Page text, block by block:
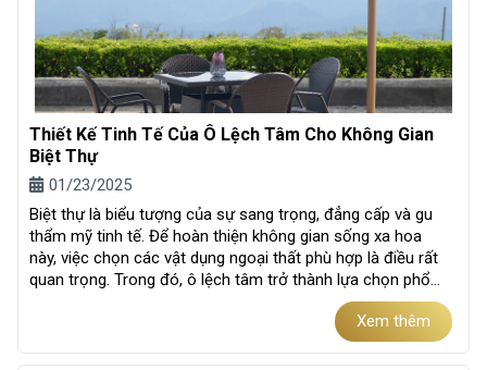
Thiết Kế Tinh Tế Của Ô Lệch Tâm Cho Không Gian
Biệt Thự
01/23/2025
Biệt thự là biểu tượng của sự sang trọng, đẳng cấp và gu
thẩm mỹ tinh tế. Để hoàn thiện không gian sống xa hoa
này, việc chọn các vật dụng ngoại thất phù hợp là điều rất
quan trọng. Trong đó, ô lệch tâm trở thành lựa chọn phổ
Xem thêm